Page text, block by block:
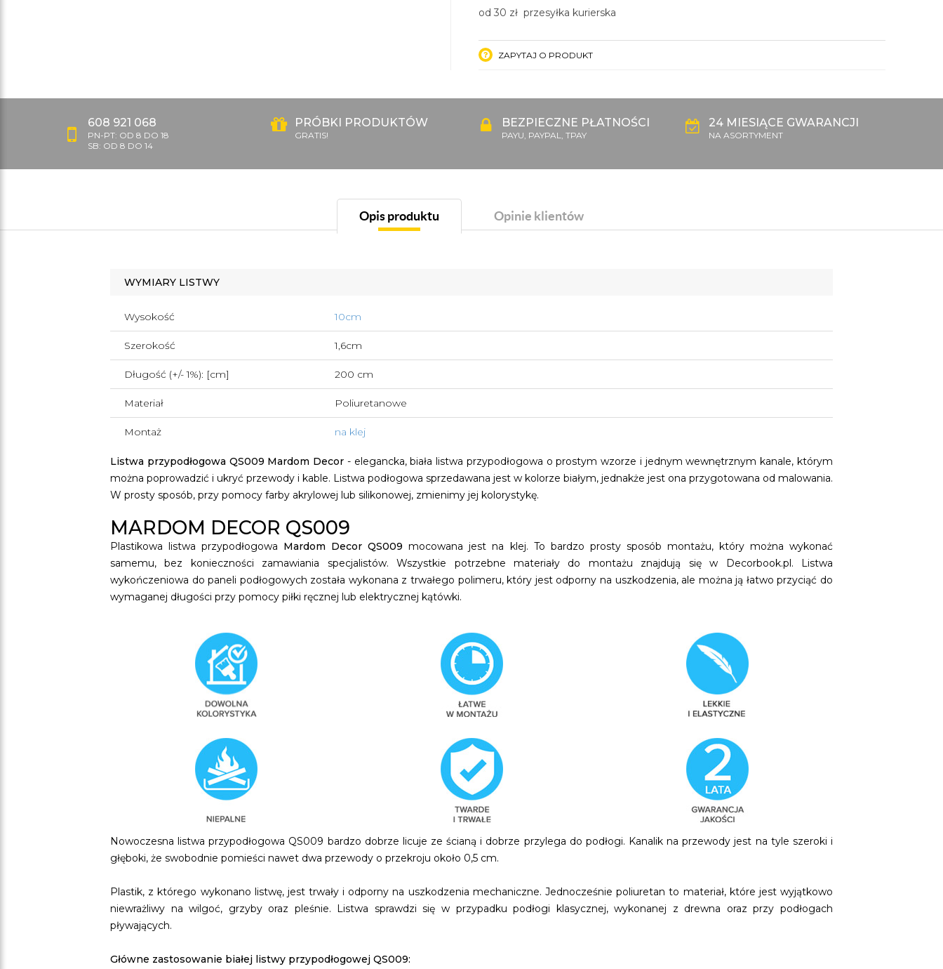
od 30 zł przesyłka kurierska
ZAPYTAJ O PRODUKT
608 921 068
PN-PT: OD 8 DO 18
SB: OD 8 DO 14
PRÓBKI PRODUKTÓW
GRATIS!
BEZPIECZNE PŁATNOŚCI
PAYU, PAYPAL, TPAY
24 MIESIĄCE GWARANCJI
NA ASORTYMENT
Opis produktu Opinie klientów
WYMIARY LISTWY
Wysokość 10cm
Szerokość 1,6cm
Długość (+/- 1%): [cm] 200 cm
Materiał Poliuretanowe
Montaż na klej
Listwa przypodłogowa QS009 Mardom Decor - elegancka, biała listwa przypodłogowa o prostym wzorze i jednym wewnętrznym kanale, którym
można poprowadzić i ukryć przewody i kable. Listwa podłogowa sprzedawana jest w kolorze białym, jednakże jest ona przygotowana od malowania.
W prosty sposób, przy pomocy farby akrylowej lub silikonowej, zmienimy jej kolorystykę.
MARDOM DECOR QS009
Plastikowa listwa przypodłogowa Mardom Decor QS009 mocowana jest na klej. To bardzo prosty sposób montażu, który można wykonać
samemu, bez konieczności zamawiania specjalistów. Wszystkie potrzebne materiały do montażu znajdują się w Decorbook.pl. Listwa
wykończeniowa do paneli podłogowych została wykonana z trwałego polimeru, który jest odporny na uszkodzenia, ale można ją łatwo przyciąć do
wymaganej długości przy pomocy piłki ręcznej lub elektrycznej kątówki.
Nowoczesna listwa przypodłogowa QS009 bardzo dobrze licuje ze ścianą i dobrze przylega do podłogi. Kanalik na przewody jest na tyle szeroki i
głęboki, że swobodnie pomieści nawet dwa przewody o przekroju około 0,5 cm.
Plastik, z którego wykonano listwę, jest trwały i odporny na uszkodzenia mechaniczne. Jednocześnie poliuretan to materiał, które jest wyjątkowo
niewrażliwy na wilgoć, grzyby oraz pleśnie. Listwa sprawdzi się w przypadku podłogi klasycznej, wykonanej z drewna oraz przy podłogach
pływających.
Główne zastosowanie białej listwy przypodłogowej QS009: